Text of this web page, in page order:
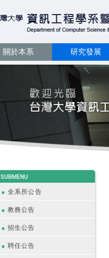
關於本系 研究發展
SUBMENU
全系所公告
教務公告
招生公告
聘任公告